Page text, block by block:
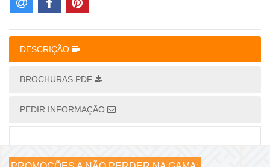
DESCRIÇÃO
BROCHURAS PDF
PEDIR INFORMAÇÃO